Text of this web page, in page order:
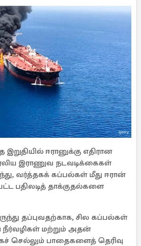
இறுதியில் ஈரானுக்கு எதிரான
இராணுவ நடவடிக்கைகள்
வர்த்தகக் கப்பல்கள் மீது ஈரான்
பதிலடித் தாக்குதல்களை
தப்புவதற்காக, சில கப்பல்கள்
நீர்வழிகள் மற்றும் அதன்
செல்லும் பாதைகளைத் தெரிவு